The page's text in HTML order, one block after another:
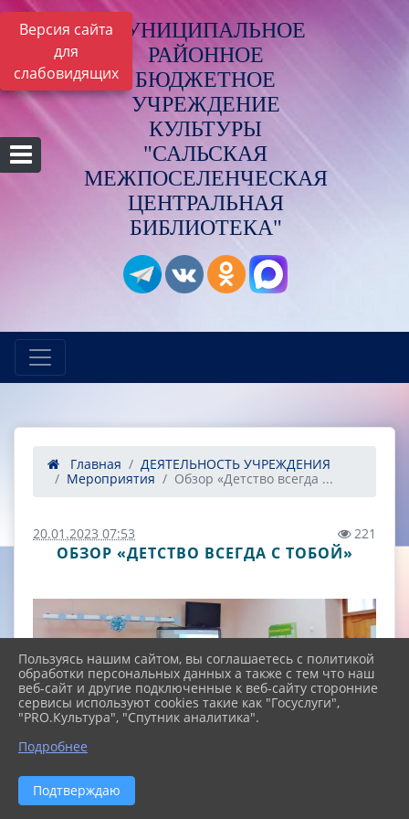
Версия сайта
для
слабовидящих
МУНИЦИПАЛЬНОЕ
РАЙОННОЕ
БЮДЖЕТНОЕ
УЧРЕЖДЕНИЕ
КУЛЬТУРЫ
"САЛЬСКАЯ
МЕЖПОСЕЛЕНЧЕСКАЯ
ЦЕНТРАЛЬНАЯ
БИБЛИОТЕКА"
Главная
ДЕЯТЕЛЬНОСТЬ УЧРЕЖДЕНИЯ
Мероприятия
Обзор «Детство всегда ...
20.01.2023 07:53 221
ОБЗОР «ДЕТСТВО ВСЕГДА С ТОБОЙ»
19 января в МБОУ СОШ № 3, для учащихся
Пользуясь нашим сайтом, вы соглашаетесь с политикой
обработки персональных данных а также с тем что наш
веб-сайт и другие подключенные к веб-сайту сторонние
сервисы используют cookies такие как "Госуслуги",
"PRO.Культура", "Спутник аналитика".
Подробнее
Подтверждаю